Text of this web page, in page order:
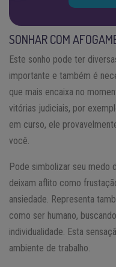
SONHAR COM
Este sonho pode ter
importante e também é
que mais encaixa no
vitórias judiciais, por
em curso, ele
você.
Pode simbolizar seu medo
deixam aflito como
ansiedade. Representa
como ser humano,
individualidade. Esta
ambiente de trabalho.